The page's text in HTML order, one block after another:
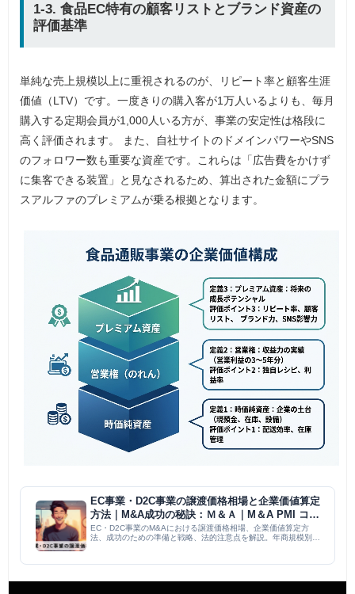
1-3. 食品EC特有の顧客リストとブランド資産の
評価基準
単純な売上規模以上に重視されるのが、リピート率と顧客生涯
価値（LTV）です。一度きりの購入客が1万人いるよりも、毎月
購入する定期会員が1,000人いる方が、事業の安定性は格段に
高く評価されます。 また、自社サイトのドメインパワーやSNS
のフォロワー数も重要な資産です。これらは「広告費をかけず
に集客できる装置」と見なされるため、算出された金額にプラ
スアルファのプレミアムが乗る根拠となります。
EC事業・D2C事業の譲渡価格相場と企業価値算定
方法｜M&A成功の秘訣：Ｍ＆Ａ｜M＆A PMI コラ
ム
EC・D2C事業のM&Aにおける譲渡価格相場、企業価値算定方
法、成功のための準備と戦略、法的注意点を解説。年商規模別の
大化と...